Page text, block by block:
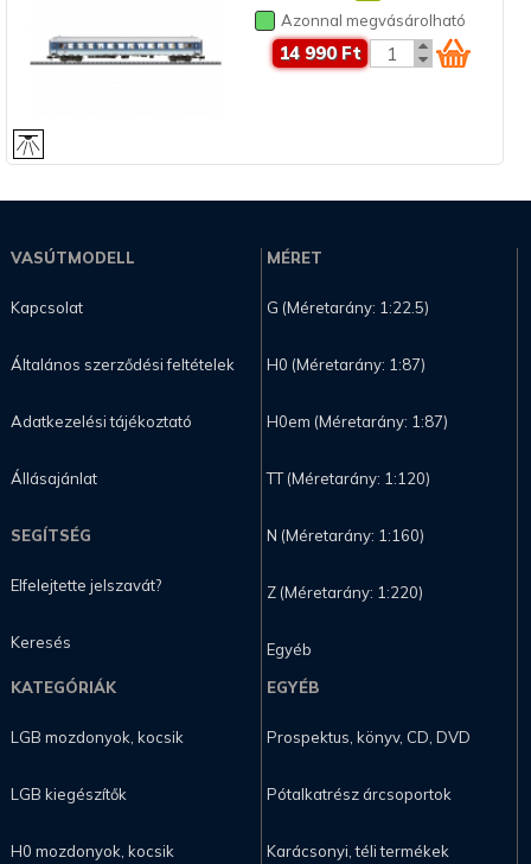
Azonnal megvásárolható
14 990 Ft
VASÚTMODELL
Kapcsolat
Általános szerződési feltételek
Adatkezelési tájékoztató
Állásajánlat
SEGÍTSÉG
Elfelejtette jelszavát?
Keresés
MÉRET
G (Méretarány: 1:22.5)
H0 (Méretarány: 1:87)
H0em (Méretarány: 1:87)
TT (Méretarány: 1:120)
N (Méretarány: 1:160)
Z (Méretarány: 1:220)
Egyéb
KATEGÓRIÁK
LGB mozdonyok, kocsik
LGB kiegészítők
H0 mozdonyok, kocsik
EGYÉB
Prospektus, könyv, CD, DVD
Pótalkatrész árcsoportok
Karácsonyi, téli termékek